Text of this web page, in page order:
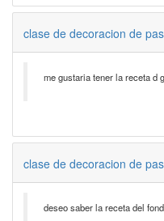
clase de decoracion de
me gustaria tener la receta d
clase de decoracion de
deseo saber la receta del